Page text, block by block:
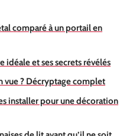
comparé à un portail en
idéale et ses secrets révélés
vue ? Décryptage complet
installer pour une décoration